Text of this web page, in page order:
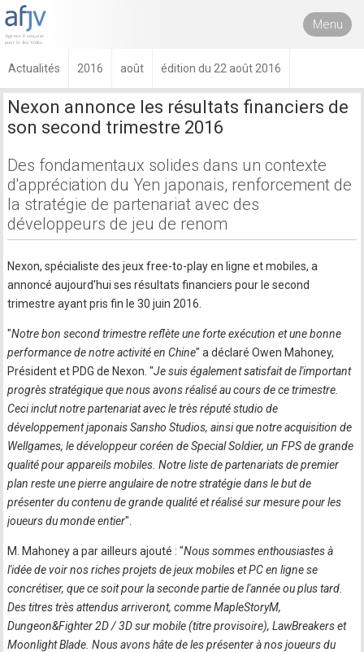
Menu
Actualités 2016 août édition du 22 août 2016
Nexon annonce les résultats financiers de
son second trimestre 2016
Des fondamentaux solides dans un contexte
d'appréciation du Yen japonais, renforcement de
la stratégie de partenariat avec des
développeurs de jeu de renom
Nexon, spécialiste des jeux free-to-play en ligne et mobiles, a
annoncé aujourd'hui ses résultats financiers pour le second
trimestre ayant pris fin le 30 juin 2016.
"Notre bon second trimestre reflète une forte exécution et une bonne
performance de notre activité en Chine" a déclaré Owen Mahoney,
Président et PDG de Nexon. "Je suis également satisfait de l'important
progrès stratégique que nous avons réalisé au cours de ce trimestre.
Ceci inclut notre partenariat avec le très réputé studio de
développement japonais Sansho Studios, ainsi que notre acquisition de
Wellgames, le développeur coréen de Special Soldier, un FPS de grande
qualité pour appareils mobiles. Notre liste de partenariats de premier
plan reste une pierre angulaire de notre stratégie dans le but de
présenter du contenu de grande qualité et réalisé sur mesure pour les
joueurs du monde entier".
M. Mahoney a par ailleurs ajouté : "Nous sommes enthousiastes à
l'idée de voir nos riches projets de jeux mobiles et PC en ligne se
concrétiser, que ce soit pour la seconde partie de l'année ou plus tard.
Des titres très attendus arriveront, comme MapleStoryM,
Dungeon&Fighter 2D / 3D sur mobile (titre provisoire), LawBreakers et
Moonlight Blade. Nous avons hâte de les présenter à nos joueurs du